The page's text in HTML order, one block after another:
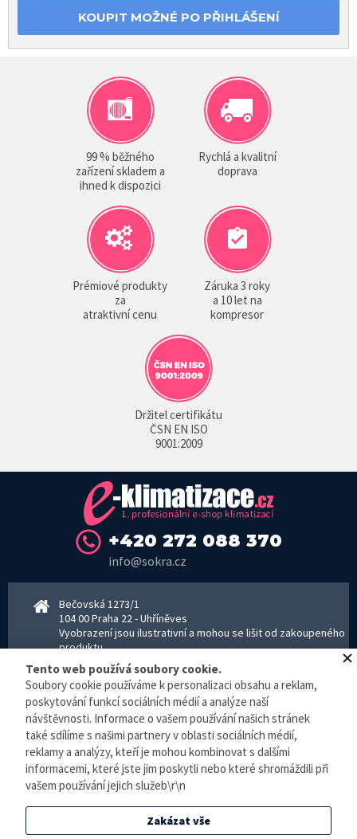
KOUPIT MOŽNÉ PO PŘIHLÁŠENÍ
99 % běžného
zařízení skladem a
ihned k dispozici
Rychlá a kvalitní
doprava
Prémiové produkty
za
atraktivní cenu
Záruka 3 roky
a 10 let na
kompresor
Držitel certifikátu
ČSN EN ISO
9001:2009
+420 272 088 370
info@sokra.cz
Bečovská 1273/1
104 00 Praha 22 - Uhříněves
Vyobrazení jsou ilustrativní a mohou se lišit od zakoupeného
produktu.
www.sokra.cz│www.haier-klimatizace.cz
Otevírací doba
Pondělí–Pátek 8–16:30 hodin - kancelář
Pondělí–pátek 8–16:00 hodin - sklad
Zpracování osobních údajů
© E-klimatizace.cz, všechna práva vyhrazena.
Internetový obchodvytvořilo studioBlueGhost.
Tento web používá soubory cookie.
Soubory cookie používáme k personalizaci obsahu a reklam,
poskytování funkcí sociálních médií a analýze naší
návštěvnosti. Informace o vašem používání našich stránek
také sdílíme s našimi partnery v oblasti sociálních médií,
reklamy a analýzy, kteří je mohou kombinovat s dalšími
informacemi, které jste jim poskytli nebo které shromáždili při
vašem používání jejich služeb\r\n
Zakázat vše